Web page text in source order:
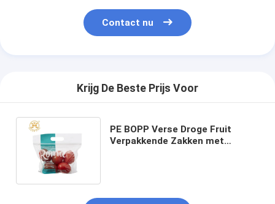
Contact nu
Krijg De Beste Prijs Voor
PE BOPP Verse Droge Fruit
Verpakkende Zakken met